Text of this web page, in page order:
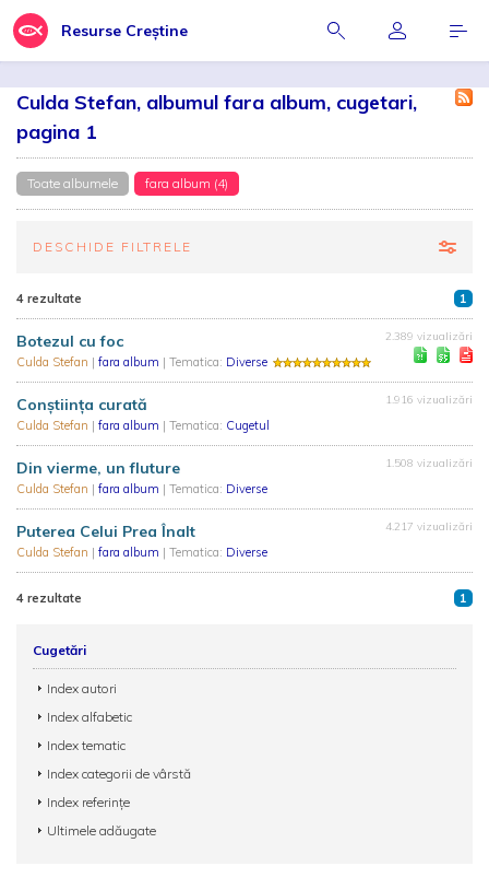
Resurse Creștine
Culda Stefan, albumul fara album, cugetari,
pagina 1
Toate albumele fara album (4)
DESCHIDE FILTRELE
4 rezultate 1
Botezul cu foc
Culda Stefan | fara album | Tematica: Diverse
2.389 vizualizări
Conștiința curată
Culda Stefan | fara album | Tematica: Cugetul
1.916 vizualizări
Din vierme, un fluture
Culda Stefan | fara album | Tematica: Diverse
1.508 vizualizări
Puterea Celui Prea Înalt
Culda Stefan | fara album | Tematica: Diverse
4.217 vizualizări
4 rezultate 1
Cugetări
Index autori
Index alfabetic
Index tematic
Index categorii de vârstă
Index referințe
Ultimele adăugate